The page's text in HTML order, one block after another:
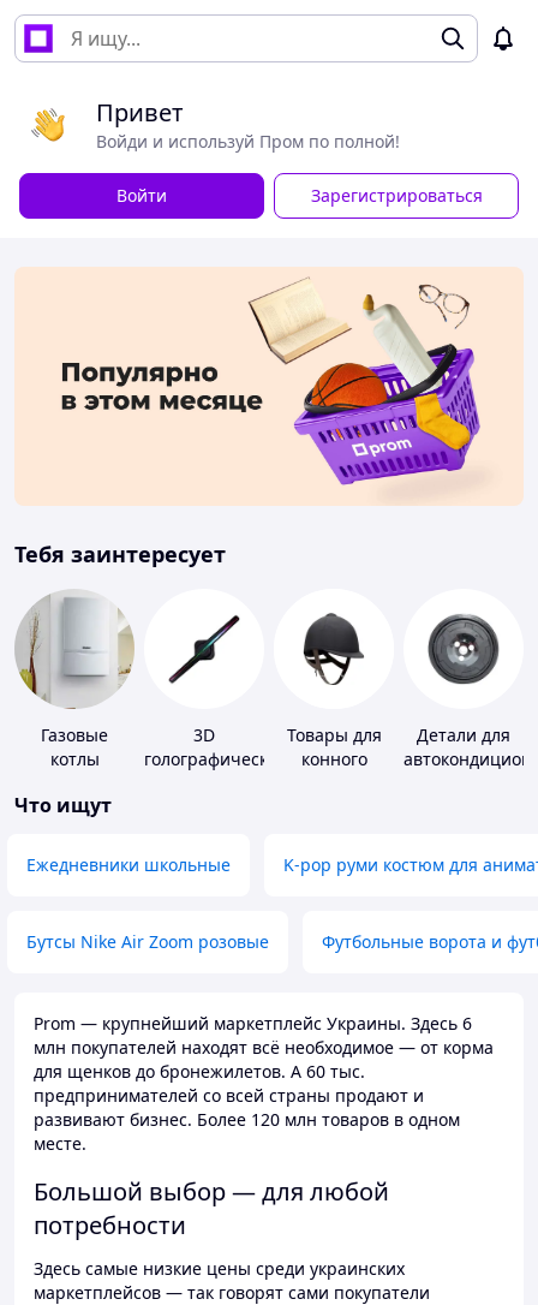
Привет
Войди и используй Пром по полной!
Войти Зарегистрироваться
Тебя заинтересует
Газовые
котлы
3D
голографические
Товары для
конного
Детали для
Что ищут
Ежедневники школьные K-pop руми костюм для
Бутсы Nike Air Zoom розовые Футбольные ворота и
Prom — крупнейший маркетплейс Украины. Здесь 6
млн покупателей находят всё необходимое — от корма
для щенков до бронежилетов. А 60 тыс.
предпринимателей со всей страны продают и
развивают бизнес. Более 120 млн товаров в одном
месте.
Большой выбор — для любой
потребности
Здесь самые низкие цены среди украинских
маркетплейсов — так говорят сами покупатели